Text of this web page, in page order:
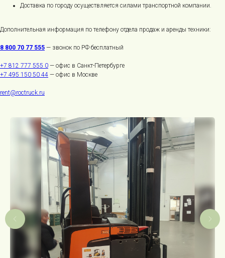
Доставка по городу осуществляется силами транспортной компании.
Дополнительная информация по телефону отдела продаж и аренды техники:
8 800 70 77 555 — звонок по РФ бесплатный
+7 812 777 555 0 — офис в Санкт-Петербурге
+7 495 150 50 44 — офис в Москве
rent@roctruck.ru